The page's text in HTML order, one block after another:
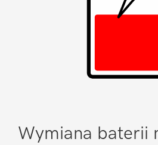
Wymiana baterii